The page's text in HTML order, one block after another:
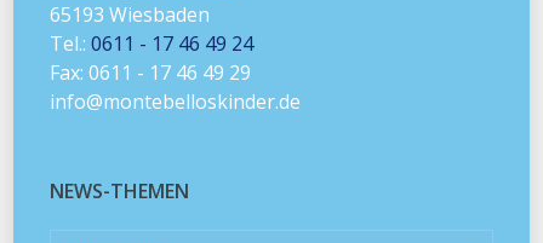
65193 Wiesbaden
Tel.:0611 - 17 46 49 24
Fax: 0611 - 17 46 49 29
info@montebelloskinder.de
NEWS-THEMEN